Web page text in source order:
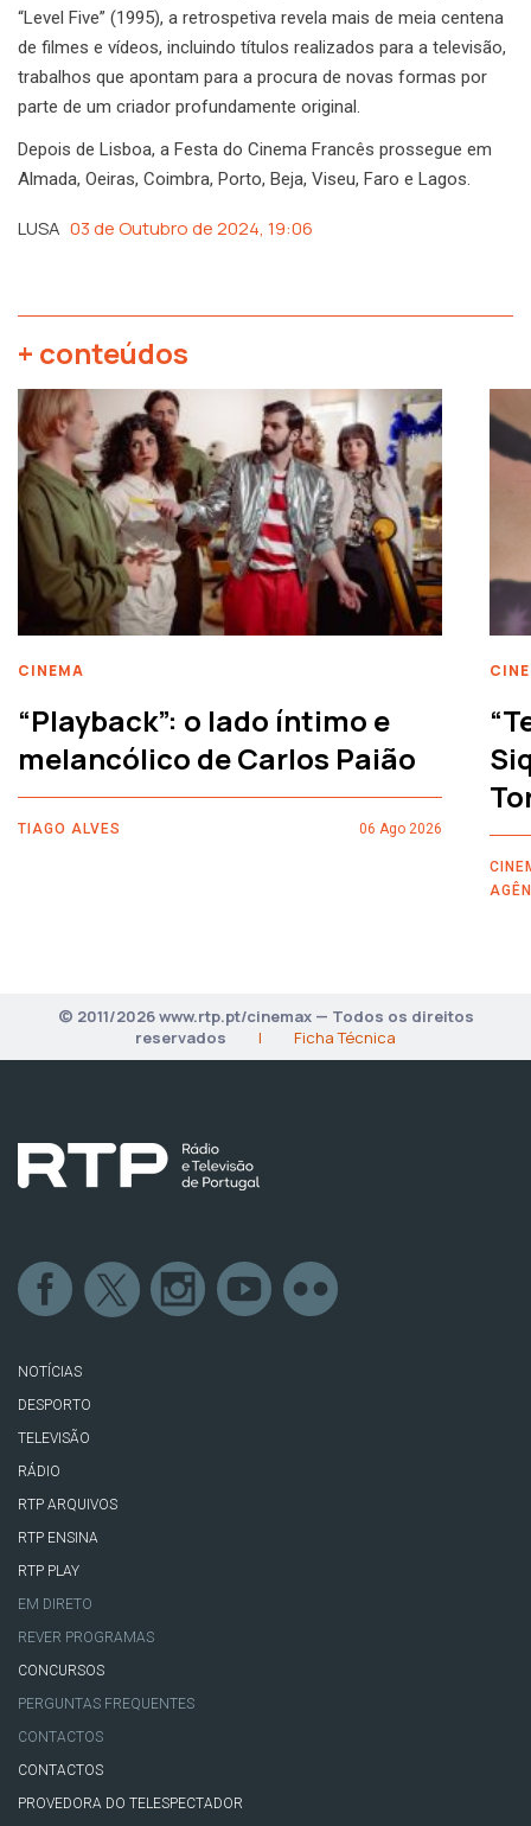
“Level Five” (1995), a retrospetiva revela mais de meia centena
de filmes e vídeos, incluindo títulos realizados para a televisão,
trabalhos que apontam para a procura de novas formas por
parte de um criador profundamente original.
Depois de Lisboa, a Festa do Cinema Francês prossegue em
Almada, Oeiras, Coimbra, Porto, Beja, Viseu, Faro e Lagos.
LUSA 03 de Outubro de 2024, 19:06
+ conteúdos
CINEMA
“Playback”: o lado íntimo e
melancólico de Carlos Paião
TIAGO ALVES 06 Ago 2026
© 2011/2026 www.rtp.pt/cinemax — Todos os direitos
reservados
| Ficha Técnica
NOTÍCIAS
DESPORTO
TELEVISÃO
RÁDIO
RTP ARQUIVOS
RTP ENSINA
RTP PLAY
EM DIRETO
REVER PROGRAMAS
CONCURSOS
PERGUNTAS FREQUENTES
CONTACTOS
CONTACTOS
PROVEDORA DO TELESPECTADOR